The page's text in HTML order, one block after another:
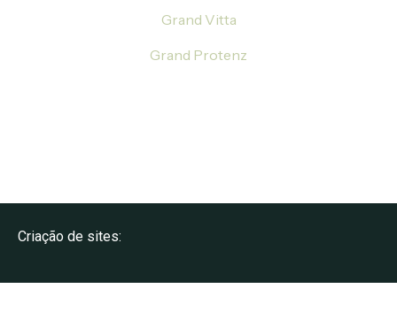
Grand Vitta
Grand Protenz
Criação de sites: